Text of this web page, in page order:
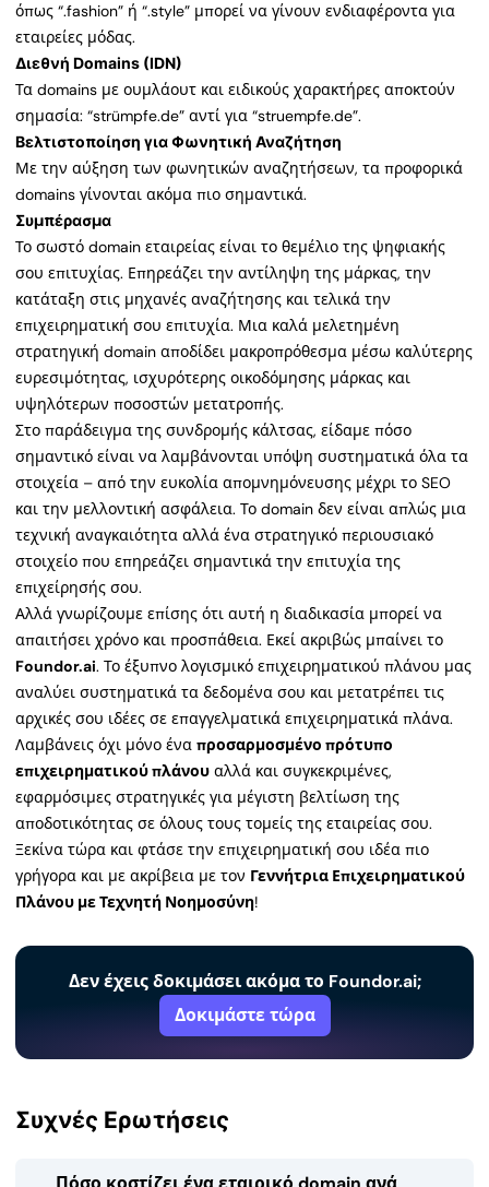
όπως “.fashion” ή “.style” μπορεί να γίνουν ενδιαφέροντα για
εταιρείες μόδας.
Διεθνή Domains (IDN)
Τα domains με ουμλάουτ και ειδικούς χαρακτήρες αποκτούν
σημασία: “strümpfe.de” αντί για “struempfe.de”.
Βελτιστοποίηση για Φωνητική Αναζήτηση
Με την αύξηση των φωνητικών αναζητήσεων, τα προφορικά
domains γίνονται ακόμα πιο σημαντικά.
Συμπέρασμα
Το σωστό domain εταιρείας είναι το θεμέλιο της ψηφιακής
σου επιτυχίας. Επηρεάζει την αντίληψη της μάρκας, την
κατάταξη στις μηχανές αναζήτησης και τελικά την
επιχειρηματική σου επιτυχία. Μια καλά μελετημένη
στρατηγική domain αποδίδει μακροπρόθεσμα μέσω καλύτερης
ευρεσιμότητας, ισχυρότερης οικοδόμησης μάρκας και
υψηλότερων ποσοστών μετατροπής.
Στο παράδειγμα της συνδρομής κάλτσας, είδαμε πόσο
σημαντικό είναι να λαμβάνονται υπόψη συστηματικά όλα τα
στοιχεία – από την ευκολία απομνημόνευσης μέχρι το SEO
και την μελλοντική ασφάλεια. Το domain δεν είναι απλώς μια
τεχνική αναγκαιότητα αλλά ένα στρατηγικό περιουσιακό
στοιχείο που επηρεάζει σημαντικά την επιτυχία της
επιχείρησής σου.
Αλλά γνωρίζουμε επίσης ότι αυτή η διαδικασία μπορεί να
απαιτήσει χρόνο και προσπάθεια. Εκεί ακριβώς μπαίνει το
Foundor.ai. Το έξυπνο λογισμικό επιχειρηματικού πλάνου μας
αναλύει συστηματικά τα δεδομένα σου και μετατρέπει τις
αρχικές σου ιδέες σε επαγγελματικά επιχειρηματικά πλάνα.
Λαμβάνεις όχι μόνο ένα προσαρμοσμένο πρότυπο
επιχειρηματικού πλάνου αλλά και συγκεκριμένες,
εφαρμόσιμες στρατηγικές για μέγιστη βελτίωση της
αποδοτικότητας σε όλους τους τομείς της εταιρείας σου.
Ξεκίνα τώρα και φτάσε την επιχειρηματική σου ιδέα πιο
γρήγορα και με ακρίβεια με τον Γεννήτρια Επιχειρηματικού
Πλάνου με Τεχνητή Νοημοσύνη!
Δεν έχεις δοκιμάσει ακόμα το Foundor.ai;
Δοκιμάστε τώρα
Συχνές Ερωτήσεις